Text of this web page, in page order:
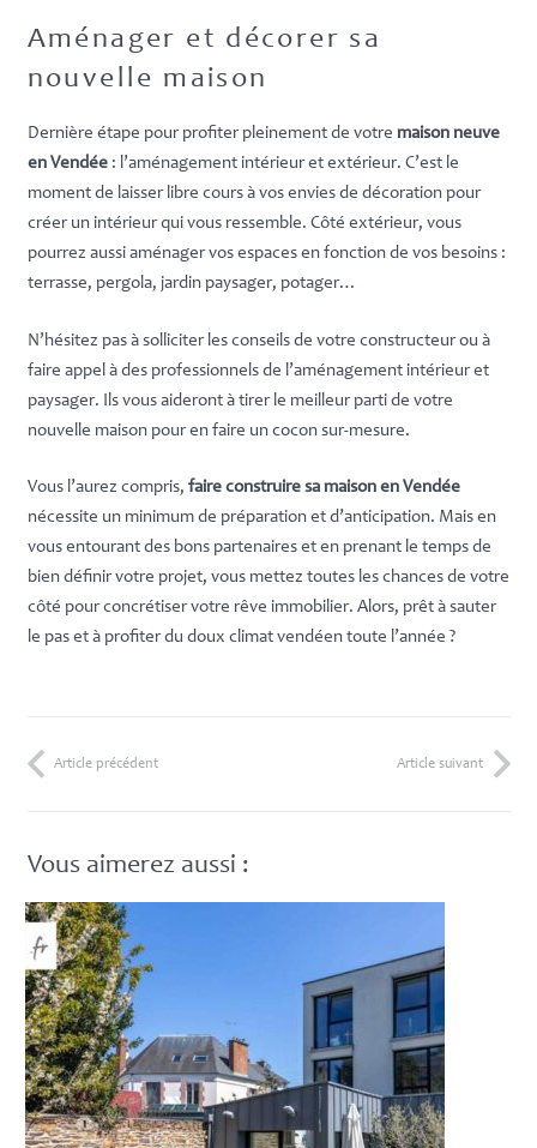
Aménager et décorer sa
nouvelle maison
Dernière étape pour profiter pleinement de votre maison neuve
en Vendée: l’aménagement intérieur et extérieur. C’est le
moment de laisser libre cours à vos envies de décoration pour
créer un intérieur qui vous ressemble. Côté extérieur, vous
pourrez aussi aménager vos espaces en fonction de vos besoins :
terrasse, pergola, jardin paysager, potager…
N’hésitez pas à solliciter les conseils de votre constructeur ou à
faire appel à des professionnels de l’aménagement intérieur et
paysager. Ils vous aideront à tirer le meilleur parti de votre
nouvelle maison pour en faire un cocon sur-mesure.
Vous l’aurez compris, faire construire sa maison en Vendée
nécessite un minimum de préparation et d’anticipation. Mais en
vous entourant des bons partenaires et en prenant le temps de
bien définir votre projet, vous mettez toutes les chances de votre
côté pour concrétiser votre rêve immobilier. Alors, prêt à sauter
le pas et à profiter du doux climat vendéen toute l’année ?
Article précédent Article suivant
Vous aimerez aussi :